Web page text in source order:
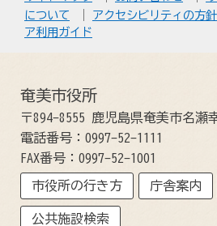
について
アクセシビリティの方針
ア利用ガイド
奄美市役所
〒894-8555 鹿児島県奄美市名瀬
電話番号：0997-52-1111
FAX番号：0997-52-1001
市役所の行き方 庁舎案内
公共施設検索